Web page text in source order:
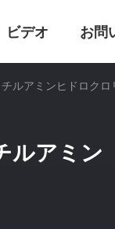
ビデオ お問
ルアミンヒドロクロ
ルアミン